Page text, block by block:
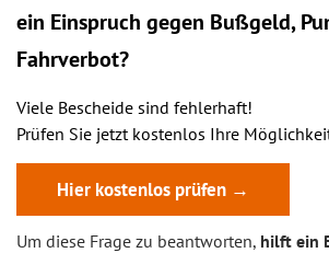
ein Einspruch gegen Bußgeld,
Fahrverbot?
Viele Bescheide sind fehlerhaft!
Prüfen Sie jetzt kostenlos Ihre
Hier kostenlos prüfen →
Um diese Frage zu beantworten, hilft ein